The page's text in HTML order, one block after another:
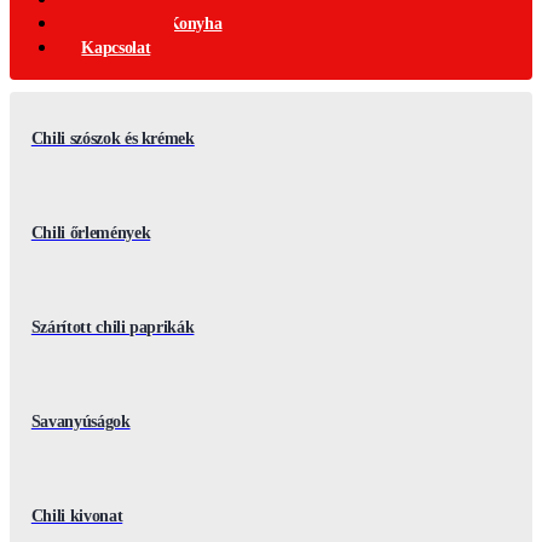
Nemzetközi Konyha
Kapcsolat
Chili szószok és krémek
Chili őrlemények
Szárított chili paprikák
Savanyúságok
Chili kivonat